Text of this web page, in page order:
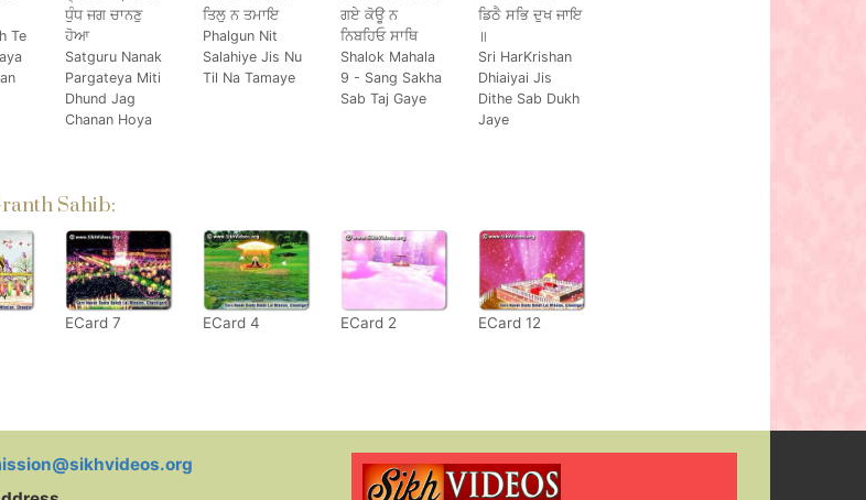
Te
ਧੁੰਧ ਜਗ ਚਾਨਣੁ
ਹੋਆ
Satguru Nanak
Pargateya Miti
Dhund Jag
Chanan Hoya
ਤਿਲੁ ਨ ਤਮਾਇ
Phalgun Nit
Salahiye Jis Nu
Til Na Tamaye
ਗਏ ਕੋਊ ਨ
ਨਿਬਹਿਓ ਸਾਥਿ
Shalok Mahala
9 - Sang Sakha
Sab Taj Gaye
ਡਿਠੈ ਸਭਿ ਦੁਖ ਜਾਇ
॥
Sri HarKrishan
Dhiaiyai Jis
Dithe Sab Dukh
Jaye
Sahib:
ECard 7 ECard 4 ECard 2 ECard 12